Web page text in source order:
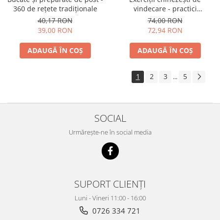
360 de reţete tradiţionale
40,17 RON
39,00 RON
ADAUGĂ ÎN COȘ
vindecare - practici
personalizate pentru sănătate
şi longevitate
74,00 RON
72,94 RON
ADAUGĂ ÎN COȘ
1 2 3 ... 5
SOCIAL
Urmărește-ne în social media
SUPORT CLIENȚI
Luni - Vineri 11:00 - 16:00
0726 334 721